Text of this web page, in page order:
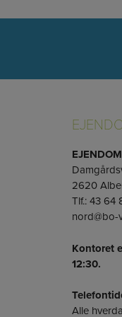
2620
Tlf.: 43 64
nord@bo-
Kontoret
12:30.
Alle